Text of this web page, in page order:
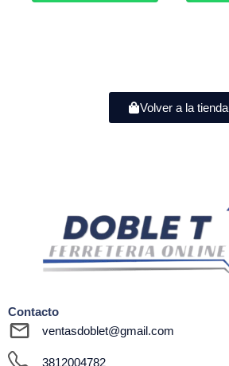
Volver a la tienda
Contacto
ventasdoblet@gmail.com
3812004782